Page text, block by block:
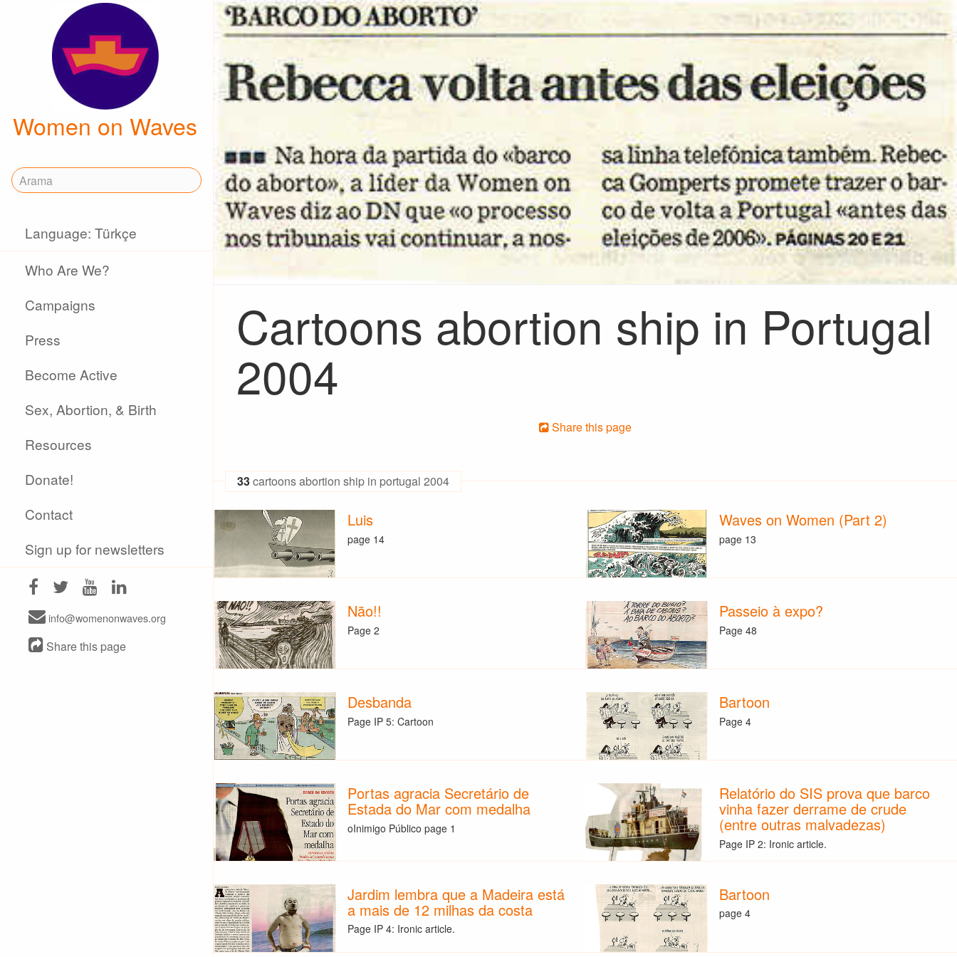
Women on Waves
Language: Türkçe
Who Are We?
Campaigns
Press
Become Active
Sex, Abortion, & Birth
Resources
Donate!
Contact
Sign up for newsletters
info@womenonwaves.org
Share this page
Cartoons abortion ship in Portugal
2004
Share this page
33cartoons abortion ship in portugal 2004
Luis
page 14
Waves on Women (Part 2)
page 13
Não!!
Page 2
Passeio à expo?
Page 48
Desbanda
Page IP 5: Cartoon
Bartoon
Page 4
Portas agracia Secretário de
Estada do Mar com medalha
oInimigo Público page 1
Relatório do SIS prova que barco
vinha fazer derrame de crude
(entre outras malvadezas)
Page IP 2: Ironic article.
Jardim lembra que a Madeira está
a mais de 12 milhas da costa
Page IP 4: Ironic article.
Bartoon
page 4